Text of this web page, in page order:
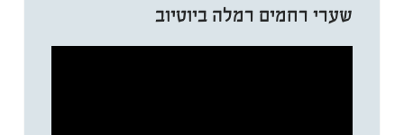
שערי רחמים רמלה ביוטיוב